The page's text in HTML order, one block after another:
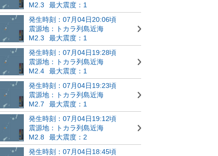
M2.3
最大震度：1
発生時刻：07月04日20:06頃
震源地：トカラ列島近海
M2.3
最大震度：1
発生時刻：07月04日19:28頃
震源地：トカラ列島近海
M2.4
最大震度：1
発生時刻：07月04日19:23頃
震源地：トカラ列島近海
M2.7
最大震度：1
発生時刻：07月04日19:12頃
震源地：トカラ列島近海
M2.8
最大震度：2
発生時刻：07月04日18:45頃